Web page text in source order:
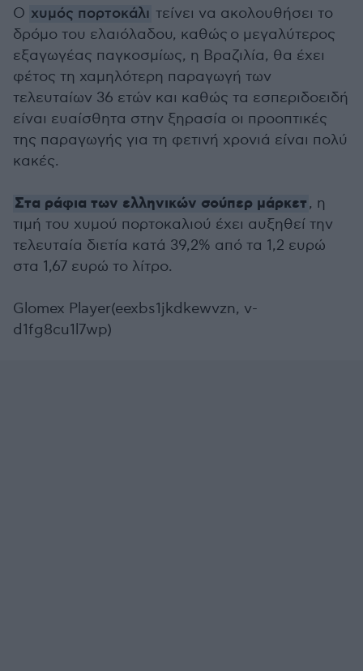
Ο χυμός πορτοκάλι τείνει να ακολουθήσει το
δρόμο του ελαιόλαδου, καθώς ο μεγαλύτερος
εξαγωγέας παγκοσμίως, η Βραζιλία, θα έχει
φέτος τη χαμηλότερη παραγωγή των
τελευταίων 36 ετών και καθώς τα εσπεριδοειδή
είναι ευαίσθητα στην ξηρασία οι προοπτικές
της παραγωγής για τη φετινή χρονιά είναι πολύ
κακές.
Στα ράφια των ελληνικών σούπερ μάρκετ, η
τιμή του χυμού πορτοκαλιού έχει αυξηθεί την
τελευταία διετία κατά 39,2% από τα 1,2 ευρώ
στα 1,67 ευρώ το λίτρο.
Glomex Player(eexbs1jkdkewvzn, v-
d1fg8cu1l7wp)